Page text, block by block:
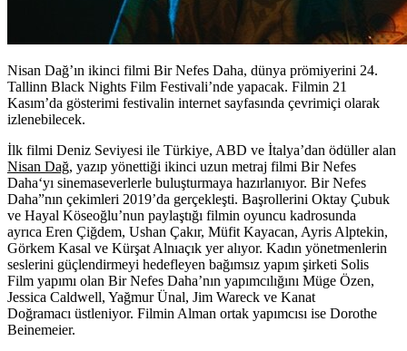
Nisan Dağ’ın ikinci filmi Bir Nefes Daha, dünya prömiyerini 24.
Tallinn Black Nights Film Festivali’nde yapacak. Filmin 21
Kasım’da gösterimi festivalin internet sayfasında çevrimiçi olarak
izlenebilecek.
İlk filmi Deniz Seviyesi ile Türkiye, ABD ve İtalya’dan ödüller alan
Nisan Dağ, yazıp yönettiği ikinci uzun metraj filmi Bir Nefes
Daha‘yı sinemaseverlerle buluşturmaya hazırlanıyor. Bir Nefes
Daha”nın çekimleri 2019’da gerçekleşti. Başrollerini Oktay Çubuk
ve Hayal Köseoğlu’nun paylaştığı filmin oyuncu kadrosunda
ayrıca Eren Çiğdem, Ushan Çakır, Müfit Kayacan, Ayris Alptekin,
Görkem Kasal ve Kürşat Alnıaçık yer alıyor. Kadın yönetmenlerin
seslerini güçlendirmeyi hedefleyen bağımsız yapım şirketi Solis
Film yapımı olan Bir Nefes Daha’nın yapımcılığını Müge Özen,
Jessica Caldwell, Yağmur Ünal, Jim Wareck ve Kanat
Doğramacı üstleniyor. Filmin Alman ortak yapımcısı ise Dorothe
Beinemeier.